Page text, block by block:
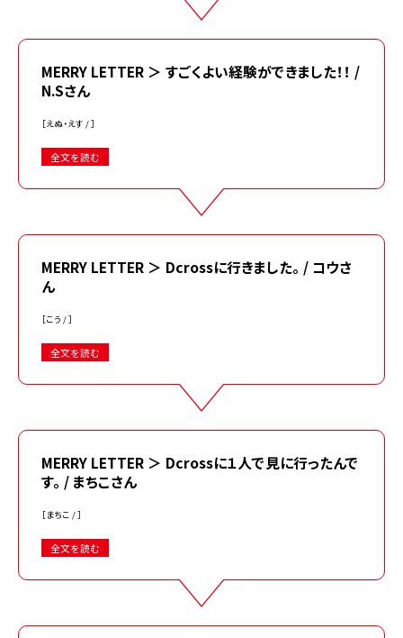
MERRY LETTER ＞ すごくよい経験ができました！！ /
N.Sさん
［えぬ・えす / ］
全文を読む
MERRY LETTER ＞ Dcrossに行きました。 / コウさ
ん
［こう / ］
全文を読む
MERRY LETTER ＞ Dcrossに１人で見に行ったんで
す。 / まちこさん
［まちこ / ］
全文を読む